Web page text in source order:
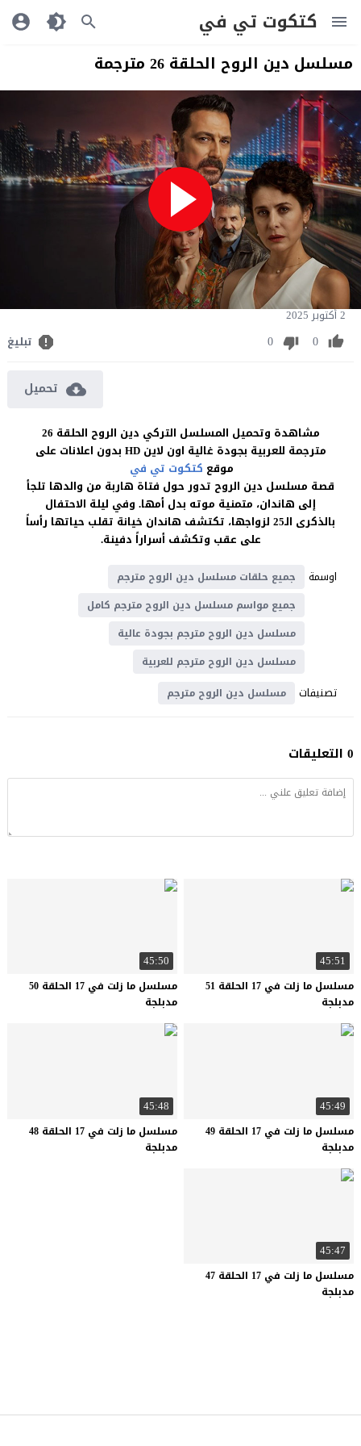
كتكوت تي في
مسلسل دين الروح الحلقة 26 مترجمة
2 أكتوبر 2025
0
0 تبليغ
تحميل
مشاهدة وتحميل المسلسل التركي دين الروح الحلقة 26
مترجمة للعربية بجودة غالية اون لاين HD بدون اعلانات على
موقع كتكوت تي في
قصة مسلسل دين الروح تدور حول فتاة هاربة من والدها تلجأ
إلى هاندان، متمنية موته بدل أمها. وفي ليلة الاحتفال
بالذكرى الـ25 لزواجها، تكتشف هاندان خيانة تقلب حياتها رأساً
على عقب وتكشف أسراراً دفينة.
اوسمة
جميع حلقات مسلسل دين الروح مترجم
جميع مواسم مسلسل دين الروح مترجم كامل
مسلسل دين الروح مترجم بجودة عالية
مسلسل دين الروح مترجم للعربية
تصنيفات مسلسل دين الروح مترجم
0 التعليقات
45:51
مسلسل ما زلت في 17 الحلقة 51
مدبلجة
45:50
مسلسل ما زلت في 17 الحلقة 50
مدبلجة
45:49
مسلسل ما زلت في 17 الحلقة 49
مدبلجة
45:48
مسلسل ما زلت في 17 الحلقة 48
مدبلجة
45:47
مسلسل ما زلت في 17 الحلقة 47
مدبلجة